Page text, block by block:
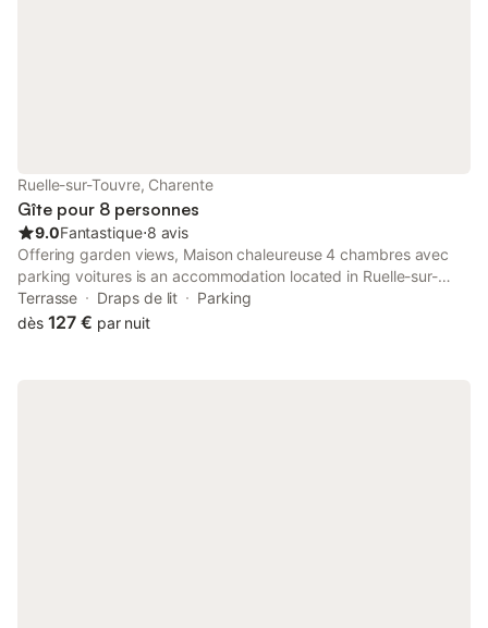
Ruelle-sur-Touvre, Charente
Gîte pour 8 personnes
9.0Fantastique⋅8 avis
Offering garden views, Maison chaleureuse 4 chambres avec
parking voitures is an accommodation located in Ruelle-sur-
Touvre, 37 km from La Prèze Golf Course and 47 km from
Cognac Golf Course.
Terrasse Draps de lit
Parking
dès 127 € par nuit